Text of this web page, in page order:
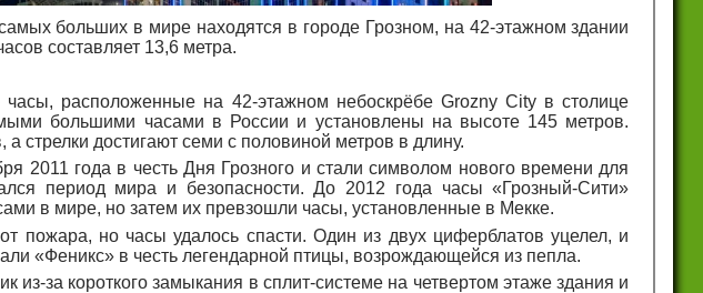
больших в мире находятся в городе Грозном, на 42-этажном здании
составляет 13,6 метра.
расположенные на 42-этажном небоскрёбе Grozny City в столице
большими часами в России и установлены на высоте 145 метров.
стрелки достигают семи с половиной метров в длину.
2011 года в честь Дня Грозного и стали символом нового времени для
период мира и безопасности. До 2012 года часы «Грозный-Сити»
в мире, но затем их превзошли часы, установленные в Мекке.
пожара, но часы удалось спасти. Один из двух циферблатов уцелел, и
«Феникс» в честь легендарной птицы, возрождающейся из пепла.
из-за короткого замыкания в сплит-системе на четвертом этаже здания и